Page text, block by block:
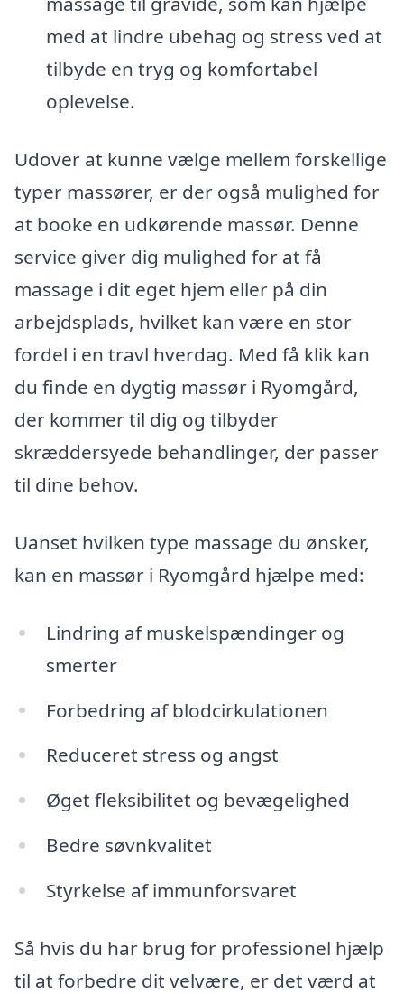
med at lindre ubehag og stress ved at
tilbyde en tryg og komfortabel
oplevelse.
Udover at kunne vælge mellem forskellige
typer massører, er der også mulighed for
at booke en udkørende massør. Denne
service giver dig mulighed for at få
massage i dit eget hjem eller på din
arbejdsplads, hvilket kan være en stor
fordel i en travl hverdag. Med få klik kan
du finde en dygtig massør i Ryomgård,
der kommer til dig og tilbyder
skræddersyede behandlinger, der passer
til dine behov.
Uanset hvilken type massage du ønsker,
kan en massør i Ryomgård hjælpe med:
Lindring af muskelspændinger og
smerter
Forbedring af blodcirkulationen
Reduceret stress og angst
Øget fleksibilitet og bevægelighed
Bedre søvnkvalitet
Styrkelse af immunforsvaret
Så hvis du har brug for professionel hjælp
til at forbedre dit velvære, er det værd at